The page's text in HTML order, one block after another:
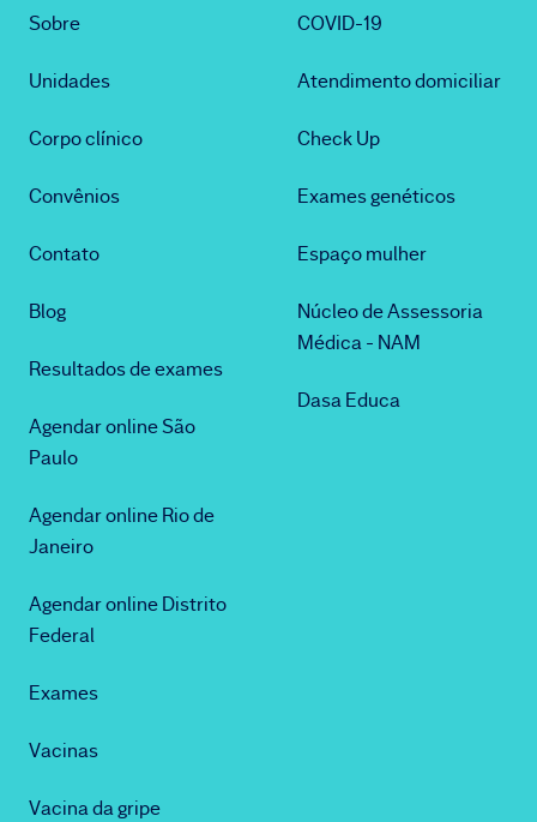
Sobre
Unidades
Corpo clínico
Convênios
Contato
Blog
Resultados de exames
Agendar online São
Paulo
Agendar online Rio de
Janeiro
Agendar online Distrito
Federal
Exames
Vacinas
Vacina da gripe
COVID-19
Atendimento domiciliar
Check Up
Exames genéticos
Espaço mulher
Núcleo de Assessoria
Médica - NAM
Dasa Educa